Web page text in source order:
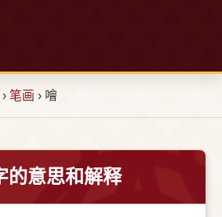
› 笔画 › 噲
的意思和解释